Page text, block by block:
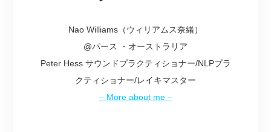
Nao Williams（ウィリアムス奈緒）
@パース ・オーストラリア
Peter Hess サウンドプラクティショナー/NLPプラ
クティショナー/レイキマスター
– More about me –